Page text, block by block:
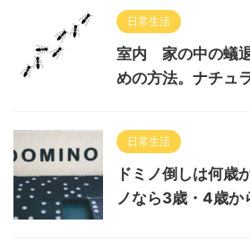
日常生活
室内 家の中の蟻
めの方法。ナチュ
日常生活
ドミノ倒しは何歳
ノなら3歳・4歳か